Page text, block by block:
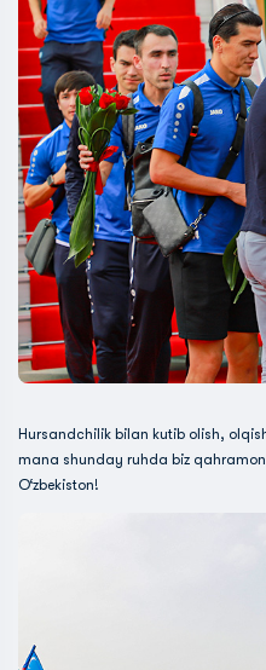
Hursandchilik bilan kutib olish,
mana shunday ruhda biz
O‘zbekiston!